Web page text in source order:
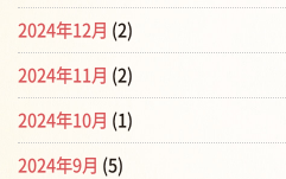
2024年12月 (2)
2024年11月 (2)
2024年10月 (1)
2024年9月 (5)